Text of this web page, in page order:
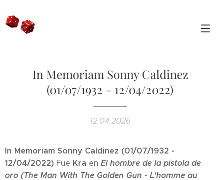
In Memoriam Sonny Caldinez
(01/07/1932 - 12/04/2022)
12.04.2026
In Memoriam Sonny Caldinez (01/07/1932 -
12/04/2022) Fue Kra en El hombre de la pistola de
oro (The Man With The Golden Gun - L'homme au